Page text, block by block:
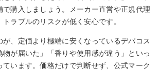
で購入しましょう。メーカー直営や正規代理
ラブルのリスクが低く安心です。
、定価より極端に安くなっているデパコス
物が届いた」「香りや使用感が違う」といっ
ています。価格だけで判断せず、公式マーク